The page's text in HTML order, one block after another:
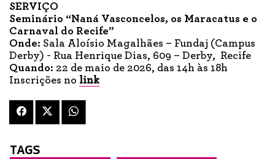
SERVIÇO
Seminário “Naná Vasconcelos, os Maracatus e o
Carnaval do Recife”
Onde: Sala Aloísio Magalhães – Fundaj (Campus
Derby) - Rua Henrique Dias, 609 – Derby, Recife
Quando: 22 de maio de 2026, das 14h às 18h
Inscrições no link
TAGS